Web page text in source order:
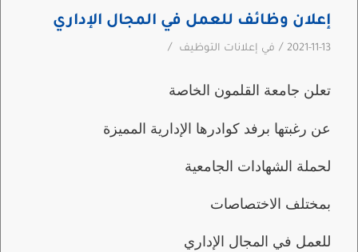
إعلان وظائف للعمل في المجال الإداري
2021-11-13
/ في إعلانات التوظيف /
تعلن جامعة القلمون الخاصة
عن رغبتها برفد كوادرها الإدارية المميزة
لحملة الشهادات الجامعية
بمختلف الاختصاصات
للعمل في المجال الإداري